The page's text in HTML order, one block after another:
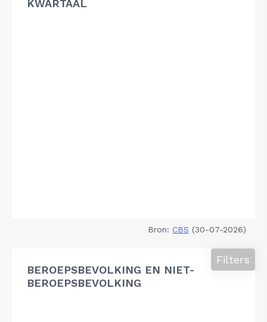
KWARTAAL
Bron: CBS (30-07-2026)
BEROEPSBEVOLKING EN NIET-
BEROEPSBEVOLKING
Filters